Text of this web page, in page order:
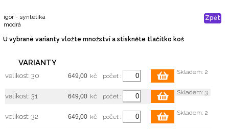
Zpět
igor - syntetika
modrá
U vybrané varianty vložte množství a stiskněte tlačítko koš
VARIANTY
velikost: 30 kč počet :
Skladem: 2
velikost: 31 kč počet :
Skladem: 3
velikost: 32 kč počet :
Skladem: 2